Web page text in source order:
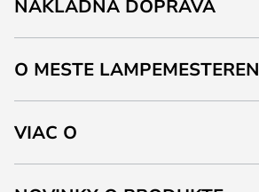
NÁKLADNÁ DOPRAVA
O MESTE LAMPEMESTEREN
VIAC O